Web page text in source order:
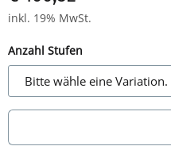
inkl. 19% MwSt.
Anzahl Stufen
Bitte wähle eine Variation.